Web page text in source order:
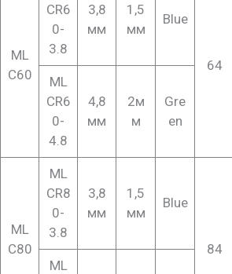
ML
C60
CR6
0-
3.8
3,8
мм
1,5
мм
Blue
64
ML
CR6
0-
4.8
4,8
мм
2м
м
Gre
en
ML
C80
ML
CR8
0-
3.8
3,8
мм
1,5
мм
Blue
84
ML